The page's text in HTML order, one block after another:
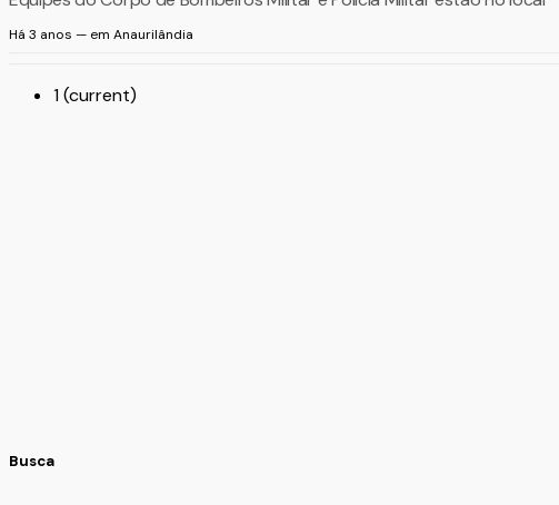
Há 3 anos — em Anaurilândia
1(current)
Busca